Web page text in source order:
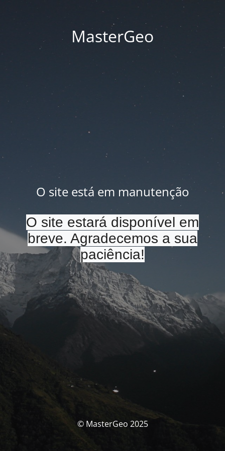
MasterGeo
O site está em manutenção
O site estará disponível em
breve. Agradecemos a sua
paciência!
© MasterGeo 2025